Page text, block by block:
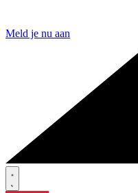
Meld je nu aan